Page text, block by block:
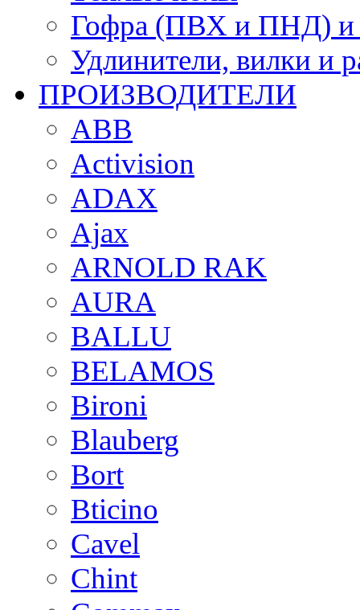
Гофра (ПВХ и ПНД) и
Удлинители, вилки и
ПРОИЗВОДИТЕЛИ
ABB
Activision
ADAX
Ajax
ARNOLD RAK
AURA
BALLU
BELAMOS
Bironi
Blauberg
Bort
Bticino
Cavel
Chint